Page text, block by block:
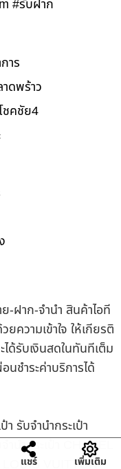
#รับฝาก
าร
ดพร้าว
ชคชัย4
-ฝาก-จำนำ สินค้าไอที
ความเข้าใจ ให้เกียรติ
ด้รับเงินสดในทันทีเต็ม
ชำระค่าบริการได้
รับจำนำกระเป๋า
นำกระเป๋า CHANEL
LOUIS VUITTON
แชร์ เพิ่มเติม